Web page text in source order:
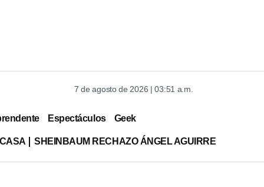
7 de agosto de 2026 | 03:51 a.m.
Espectáculos Geek
SHEINBAUM RECHAZO ÁNGEL AGUIRRE